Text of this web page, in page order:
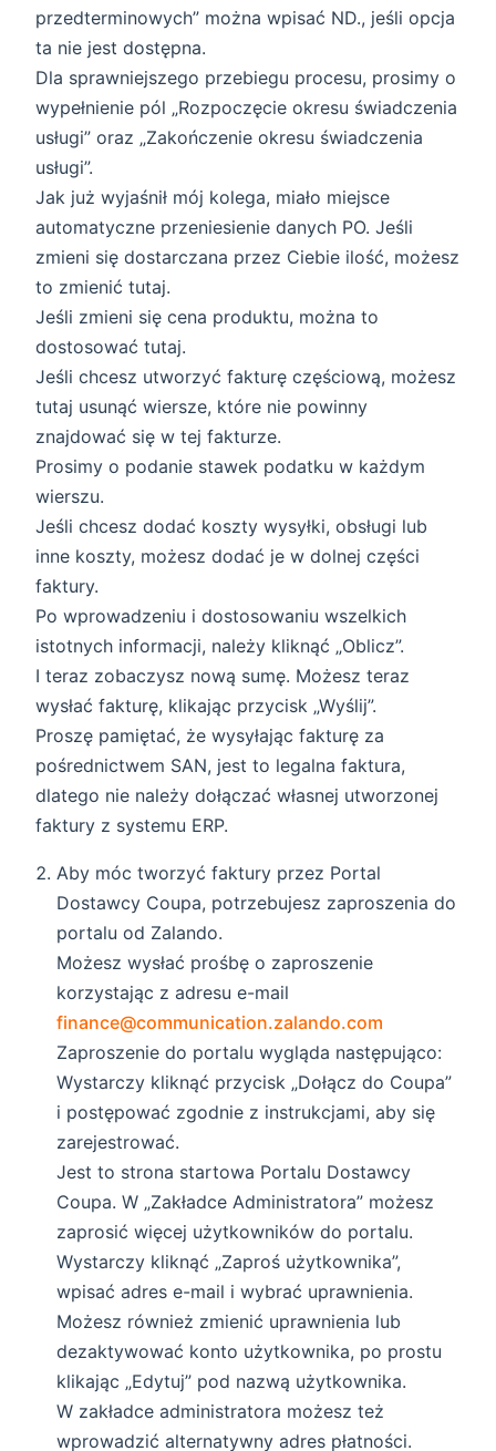
przedterminowych” można wpisać ND., jeśli opcja
ta nie jest dostępna.
Dla sprawniejszego przebiegu procesu, prosimy o
wypełnienie pól „Rozpoczęcie okresu świadczenia
usługi” oraz „Zakończenie okresu świadczenia
usługi”.
Jak już wyjaśnił mój kolega, miało miejsce
automatyczne przeniesienie danych PO. Jeśli
zmieni się dostarczana przez Ciebie ilość, możesz
to zmienić tutaj.
Jeśli zmieni się cena produktu, można to
dostosować tutaj.
Jeśli chcesz utworzyć fakturę częściową, możesz
tutaj usunąć wiersze, które nie powinny
znajdować się w tej fakturze.
Prosimy o podanie stawek podatku w każdym
wierszu.
Jeśli chcesz dodać koszty wysyłki, obsługi lub
inne koszty, możesz dodać je w dolnej części
faktury.
Po wprowadzeniu i dostosowaniu wszelkich
istotnych informacji, należy kliknąć „Oblicz”.
I teraz zobaczysz nową sumę. Możesz teraz
wysłać fakturę, klikając przycisk „Wyślij”.
Proszę pamiętać, że wysyłając fakturę za
pośrednictwem SAN, jest to legalna faktura,
dlatego nie należy dołączać własnej utworzonej
faktury z systemu ERP.
Aby móc tworzyć faktury przez Portal
Dostawcy Coupa, potrzebujesz zaproszenia do
portalu od Zalando.
Możesz wysłać prośbę o zaproszenie
korzystając z adresu e-mail
finance@communication.zalando.com
Zaproszenie do portalu wygląda następująco:
Wystarczy kliknąć przycisk „Dołącz do Coupa”
i postępować zgodnie z instrukcjami, aby się
zarejestrować.
Jest to strona startowa Portalu Dostawcy
Coupa. W „Zakładce Administratora” możesz
zaprosić więcej użytkowników do portalu.
Wystarczy kliknąć „Zaproś użytkownika”,
wpisać adres e-mail i wybrać uprawnienia.
Możesz również zmienić uprawnienia lub
dezaktywować konto użytkownika, po prostu
klikając „Edytuj” pod nazwą użytkownika.
W zakładce administratora możesz też
wprowadzić alternatywny adres płatności.